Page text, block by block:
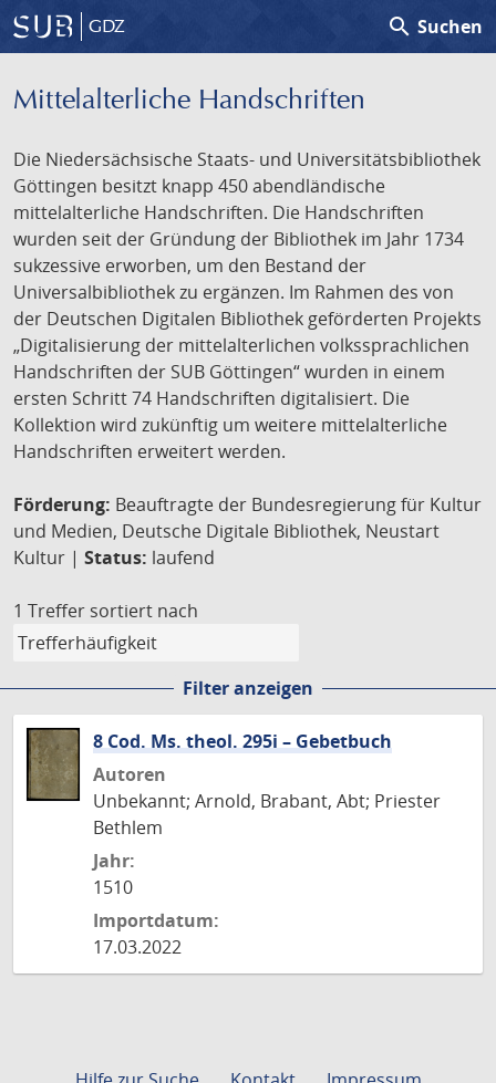
GDZ search Suchen
Mittelalterliche Handschriften
Die Niedersächsische Staats- und Universitätsbibliothek
Göttingen besitzt knapp 450 abendländische
mittelalterliche Handschriften. Die Handschriften
wurden seit der Gründung der Bibliothek im Jahr 1734
sukzessive erworben, um den Bestand der
Universalbibliothek zu ergänzen. Im Rahmen des von
der Deutschen Digitalen Bibliothek geförderten Projekts
„Digitalisierung der mittelalterlichen volkssprachlichen
Handschriften der SUB Göttingen“ wurden in einem
ersten Schritt 74 Handschriften digitalisiert. Die
Kollektion wird zukünftig um weitere mittelalterliche
Handschriften erweitert werden.
Förderung: Beauftragte der Bundesregierung für Kultur
und Medien, Deutsche Digitale Bibliothek, Neustart
Kultur | Status: laufend
1 Treffer sortiert nach
Filter anzeigen
8 Cod. Ms. theol. 295i – Gebetbuch
Autoren
Unbekannt; Arnold, Brabant, Abt; Priester
Bethlem
Jahr:
1510
Importdatum:
17.03.2022